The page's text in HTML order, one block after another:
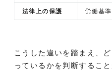
法律上の保護 労働基
こうした違いを踏まえ、
っているかを判断すること